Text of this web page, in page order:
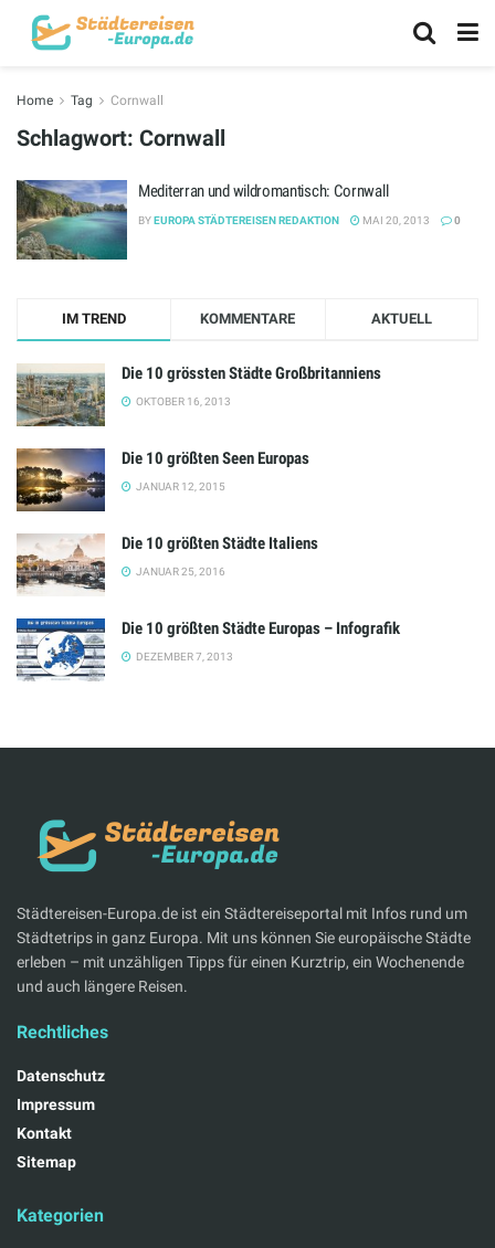
Home Tag Cornwall
Schlagwort: Cornwall
Mediterran und wildromantisch: Cornwall
BYEUROPA STÄDTEREISEN REDAKTION MAI 20, 2013 0
IM TREND KOMMENTARE AKTUELL
Die 10 grössten Städte Großbritanniens
OKTOBER 16, 2013
Die 10 größten Seen Europas
JANUAR 12, 2015
Die 10 größten Städte Italiens
JANUAR 25, 2016
Die 10 größten Städte Europas – Infografik
DEZEMBER 7, 2013
Städtereisen-Europa.de ist ein Städtereiseportal mit Infos rund um
Städtetrips in ganz Europa. Mit uns können Sie europäische Städte
erleben – mit unzähligen Tipps für einen Kurztrip, ein Wochenende
und auch längere Reisen.
Rechtliches
Datenschutz
Impressum
Kontakt
Sitemap
Kategorien